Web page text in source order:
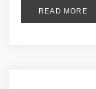
READ MORE